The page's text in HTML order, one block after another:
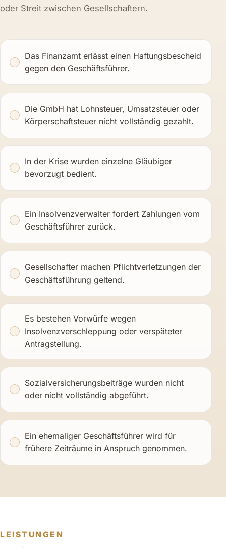
oder Streit zwischen Gesellschaftern.
Das Finanzamt erlässt einen Haftungsbescheid
gegen den Geschäftsführer.
Die GmbH hat Lohnsteuer, Umsatzsteuer oder
Körperschaftsteuer nicht vollständig gezahlt.
In der Krise wurden einzelne Gläubiger
bevorzugt bedient.
Ein Insolvenzverwalter fordert Zahlungen vom
Geschäftsführer zurück.
Gesellschafter machen Pflichtverletzungen der
Geschäftsführung geltend.
Es bestehen Vorwürfe wegen
Insolvenzverschleppung oder verspäteter
Antragstellung.
Sozialversicherungsbeiträge wurden nicht
oder nicht vollständig abgeführt.
Ein ehemaliger Geschäftsführer wird für
frühere Zeiträume in Anspruch genommen.
LEISTUNGEN